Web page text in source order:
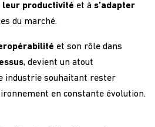
leur productivité et à s’adapter
du marché.
et son rôle dans
, devient un atout
industrie souhaitant rester
en constante évolution.